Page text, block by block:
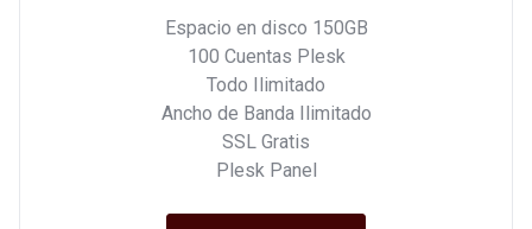
Espacio en disco 150GB
100 Cuentas Plesk
Todo Ilimitado
Ancho de Banda Ilimitado
SSL Gratis
Plesk Panel